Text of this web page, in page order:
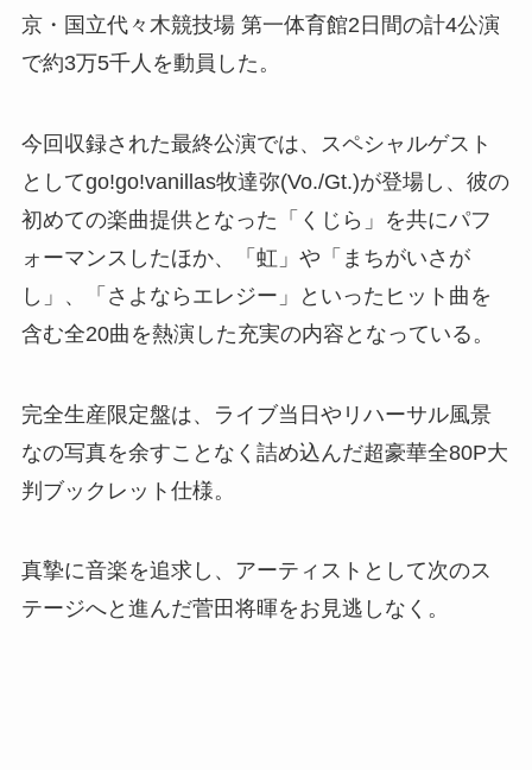
京・国立代々木競技場 第一体育館2日間の計4公演
で約3万5千人を動員した。
今回収録された最終公演では、スペシャルゲスト
としてgo!go!vanillas牧達弥(Vo./Gt.)が登場し、彼の
初めての楽曲提供となった「くじら」を共にパフ
ォーマンスしたほか、「虹」や「まちがいさが
し」、「さよならエレジー」といったヒット曲を
含む全20曲を熱演した充実の内容となっている。
完全生産限定盤は、ライブ当日やリハーサル風景
なの写真を余すことなく詰め込んだ超豪華全80P大
判ブックレット仕様。
真摯に音楽を追求し、アーティストとして次のス
テージへと進んだ菅田将暉をお見逃しなく。